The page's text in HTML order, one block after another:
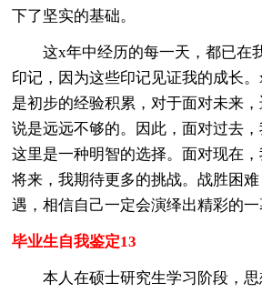
下了坚实的基础。
这x年中经历的每一天，都已在
印记，因为这些印记见证我的成长
是初步的经验积累，对于面对未来
说是远远不够的。因此，面对过去
这里是一种明智的选择。面对现在
将来，我期待更多的挑战。战胜困
遇，相信自己一定会演绎出精彩的一
毕业生自我鉴定13
本人在硕士研究生学习阶段，思